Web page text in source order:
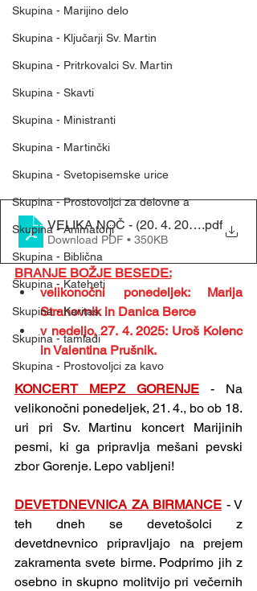
Skupina - Marijino delo
Skupina - Ključarji Sv. Martin
Skupina - Pritrkovalci Sv. Martin
Skupina - Skavti
Skupina - Ministranti
Skupina - Martinčki
Skupina - Svetopisemske urice
Skupina - Prostovoljci za delovne a
Skupina - Animatorji
Skupina - Biblična
Skupina - Kateheti
Skupina - Karitas
Skupina - tamladi
Skupina - Prostovoljci za kavo
VELIKA NOČ - (20. 4. 2025).pdf
Download PDF • 350KB
BRANJE BOŽJE BESEDE:
velikonočni ponedeljek: Marija
Strahovnik in Danica Berce
v nedeljo, 27. 4. 2025: Uroš Kolenc
in Valentina Prušnik.
KONCERT MEPZ GORENJE - Na
velikonočni ponedeljek, 21. 4., bo ob 18.
uri pri Sv. Martinu koncert Marijinih
pesmi, ki ga pripravlja mešani pevski
zbor Gorenje. Lepo vabljeni!
DEVETDNEVNICA ZA BIRMANCE - V
teh dneh se devetošolci z
devetdnevnico pripravljajo na prejem
zakramenta svete birme. Podprimo jih z
osebno in skupno molitvijo pri večernih